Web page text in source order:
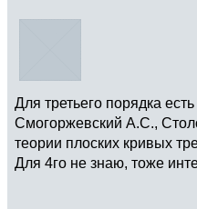
Для третьего порядка
Смогоржевский А.С.,
теории плоских кривых
Для 4го не знаю, тоже